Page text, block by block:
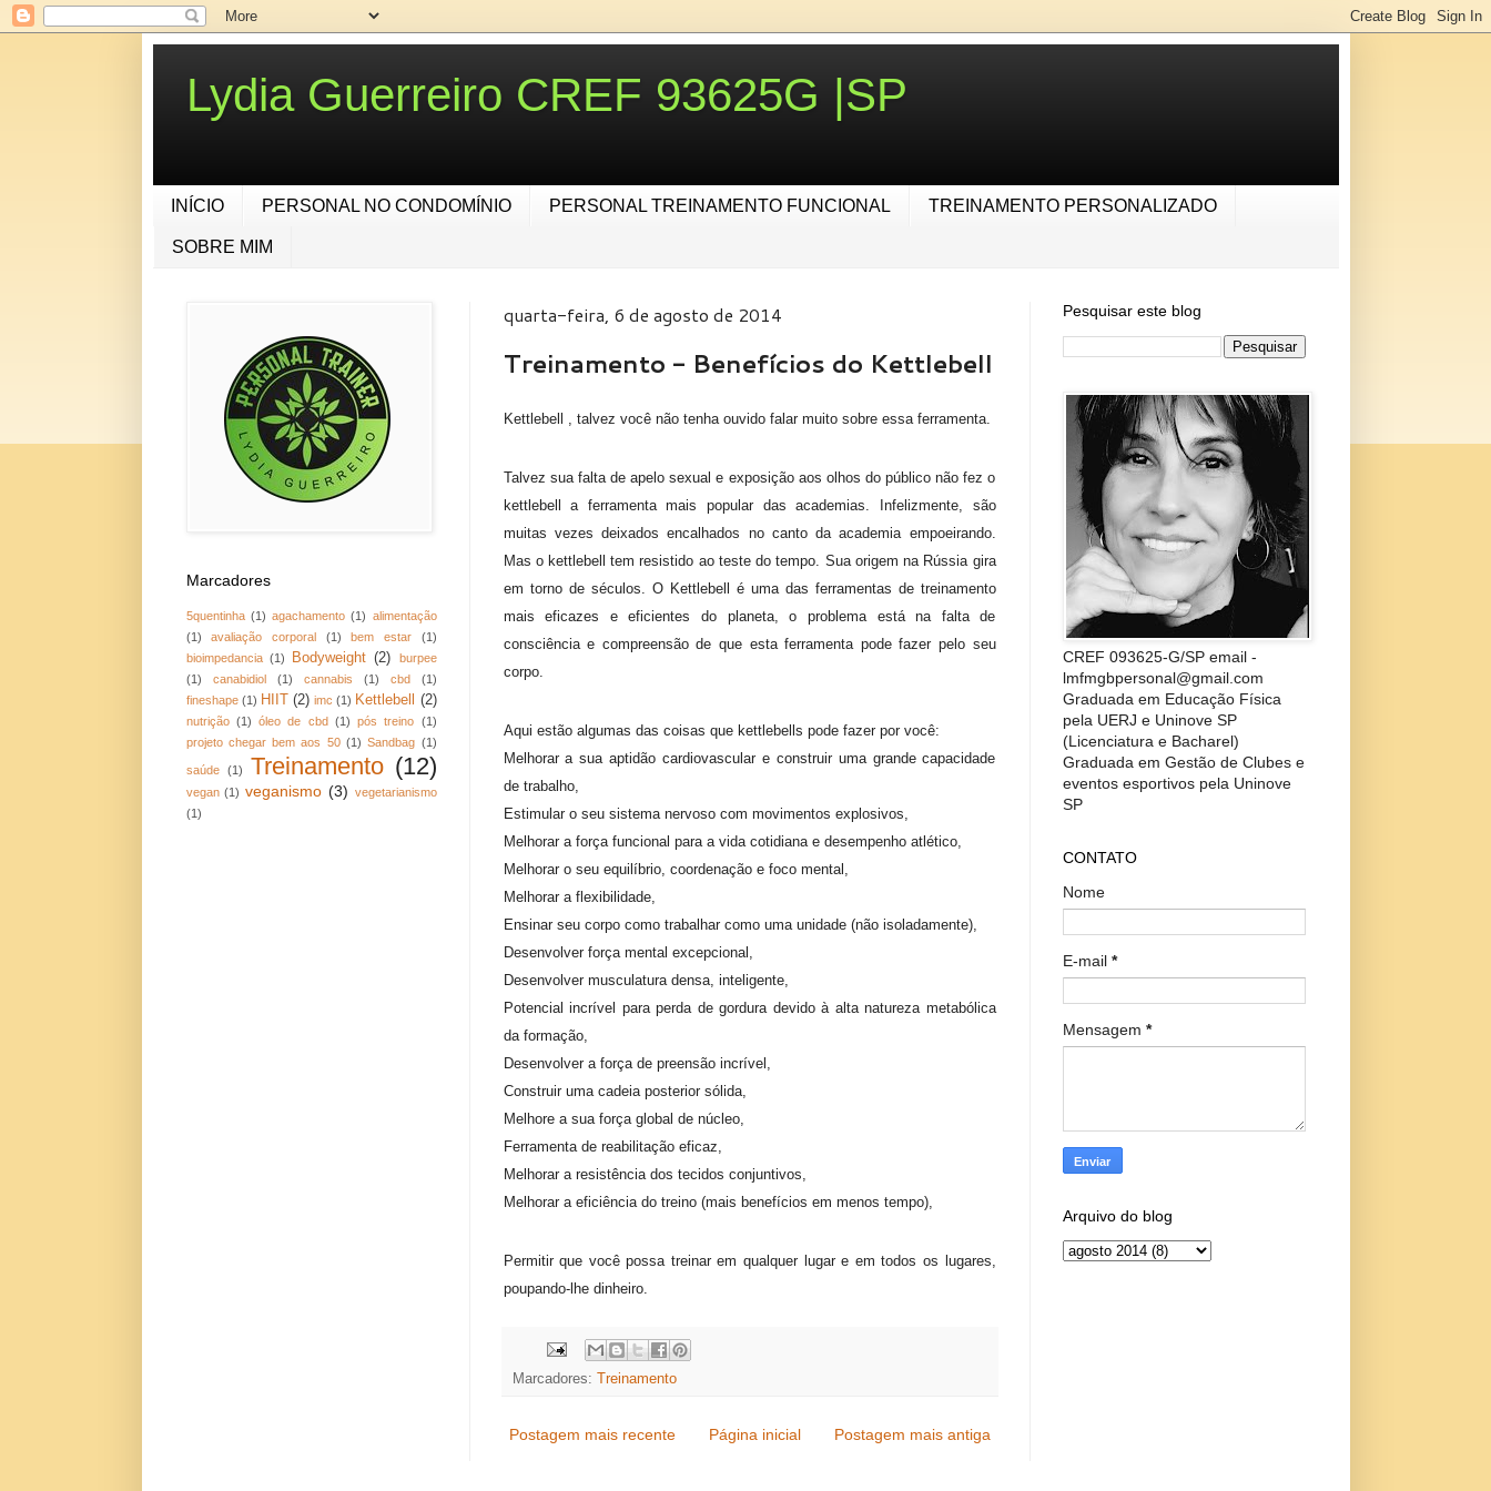
Lydia Guerreiro CREF 93625G |SP
INÍCIO PERSONAL NO CONDOMÍNIO PERSONAL TREINAMENTO FUNCIONAL TREINAMENTO PERSONALIZADO
SOBRE MIM
quarta-feira, 6 de agosto de 2014
Treinamento - Benefícios do Kettlebell
Kettlebell , talvez você não tenha ouvido falar muito sobre essa ferramenta.
Talvez sua falta de apelo sexual e exposição aos olhos do público não fez o
kettlebell a ferramenta mais popular das academias. Infelizmente, são
muitas vezes deixados encalhados no canto da academia empoeirando.
Mas o kettlebell tem resistido ao teste do tempo. Sua origem na Rússia gira
em torno de séculos. O Kettlebell é uma das ferramentas de treinamento
mais eficazes e eficientes do planeta, o problema está na falta de
consciência e compreensão de que esta ferramenta pode fazer pelo seu
corpo.
Aqui estão algumas das coisas que kettlebells pode fazer por você:
Melhorar a sua aptidão cardiovascular e construir uma grande capacidade
de trabalho,
Estimular o seu sistema nervoso com movimentos explosivos,
Melhorar a força funcional para a vida cotidiana e desempenho atlético,
Melhorar o seu equilíbrio, coordenação e foco mental,
Melhorar a flexibilidade,
Ensinar seu corpo como trabalhar como uma unidade (não isoladamente),
Desenvolver força mental excepcional,
Desenvolver musculatura densa, inteligente,
Potencial incrível para perda de gordura devido à alta natureza metabólica
da formação,
Desenvolver a força de preensão incrível,
Construir uma cadeia posterior sólida,
Melhore a sua força global de núcleo,
Ferramenta de reabilitação eficaz,
Melhorar a resistência dos tecidos conjuntivos,
Melhorar a eficiência do treino (mais benefícios em menos tempo),
Permitir que você possa treinar em qualquer lugar e em todos os lugares,
poupando-lhe dinheiro.
Marcadores: Treinamento
Postagem mais recente Postagem mais antiga
Página inicial
Marcadores
5quentinha (1) agachamento (1) alimentação
(1)
avaliação corporal (1) bem estar
(1)
bioimpedancia (1) Bodyweight (2)
burpee
(1)
canabidiol (1) cannabis (1) cbd
(1)
fineshape (1) HIIT (2) imc (1) Kettlebell (2)
nutrição (1) óleo de cbd (1) pós treino (1)
projeto chegar bem aos 50 (1) Sandbag (1)
saúde (1) Treinamento (12)
vegan (1) veganismo (3) vegetarianismo
(1)
Pesquisar este blog
CREF 093625-G/SP email -
lmfmgbpersonal@gmail.com
Graduada em Educação Física
pela UERJ e Uninove SP
(Licenciatura e Bacharel)
Graduada em Gestão de Clubes e
eventos esportivos pela Uninove
SP
CONTATO
Nome
E-mail *
Mensagem *
Arquivo do blog